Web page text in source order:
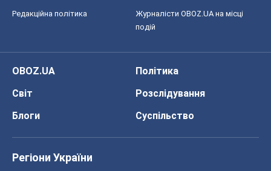
Редакційна політика
Журналісти OBOZ.UA на місці
подій
OBOZ.UA
Політика
Світ
Розслідування
Блоги
Суспільство
Регіони України